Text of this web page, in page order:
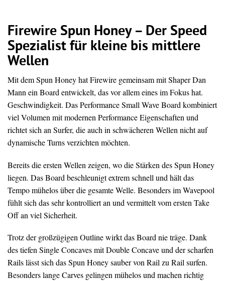
Firewire Spun Honey – Der Speed
Spezialist für kleine bis mittlere
Wellen
Mit dem Spun Honey hat Firewire gemeinsam mit Shaper Dan
Mann ein Board entwickelt, das vor allem eines im Fokus hat.
Geschwindigkeit. Das Performance Small Wave Board kombiniert
viel Volumen mit modernen Performance Eigenschaften und
richtet sich an Surfer, die auch in schwächeren Wellen nicht auf
dynamische Turns verzichten möchten.
Bereits die ersten Wellen zeigen, wo die Stärken des Spun Honey
liegen. Das Board beschleunigt extrem schnell und hält das
Tempo mühelos über die gesamte Welle. Besonders im Wavepool
fühlt sich das sehr kontrolliert an und vermittelt vom ersten Take
Off an viel Sicherheit.
Trotz der großzügigen Outline wirkt das Board nie träge. Dank
des tiefen Single Concaves mit Double Concave und der scharfen
Rails lässt sich das Spun Honey sauber von Rail zu Rail surfen.
Besonders lange Carves gelingen mühelos und machen richtig